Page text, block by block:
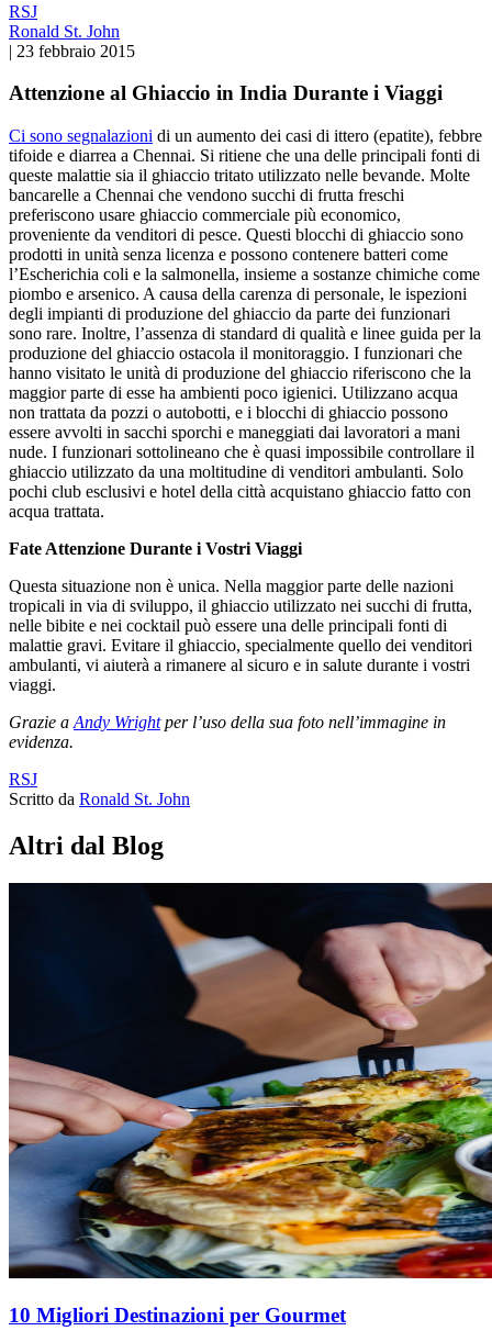
RSJ
Ronald St. John
| 23 febbraio 2015
Attenzione al Ghiaccio in India Durante i Viaggi
Ci sono segnalazioni di un aumento dei casi di ittero (epatite), febbre
tifoide e diarrea a Chennai. Si ritiene che una delle principali fonti di
queste malattie sia il ghiaccio tritato utilizzato nelle bevande. Molte
bancarelle a Chennai che vendono succhi di frutta freschi
preferiscono usare ghiaccio commerciale più economico,
proveniente da venditori di pesce. Questi blocchi di ghiaccio sono
prodotti in unità senza licenza e possono contenere batteri come
l’Escherichia coli e la salmonella, insieme a sostanze chimiche come
piombo e arsenico. A causa della carenza di personale, le ispezioni
degli impianti di produzione del ghiaccio da parte dei funzionari
sono rare. Inoltre, l’assenza di standard di qualità e linee guida per la
produzione del ghiaccio ostacola il monitoraggio. I funzionari che
hanno visitato le unità di produzione del ghiaccio riferiscono che la
maggior parte di esse ha ambienti poco igienici. Utilizzano acqua
non trattata da pozzi o autobotti, e i blocchi di ghiaccio possono
essere avvolti in sacchi sporchi e maneggiati dai lavoratori a mani
nude. I funzionari sottolineano che è quasi impossibile controllare il
ghiaccio utilizzato da una moltitudine di venditori ambulanti. Solo
pochi club esclusivi e hotel della città acquistano ghiaccio fatto con
acqua trattata.
Fate Attenzione Durante i Vostri Viaggi
Questa situazione non è unica. Nella maggior parte delle nazioni
tropicali in via di sviluppo, il ghiaccio utilizzato nei succhi di frutta,
nelle bibite e nei cocktail può essere una delle principali fonti di
malattie gravi. Evitare il ghiaccio, specialmente quello dei venditori
ambulanti, vi aiuterà a rimanere al sicuro e in salute durante i vostri
viaggi.
Grazie a Andy Wright per l’uso della sua foto nell’immagine in
evidenza.
RSJ
Scritto da Ronald St. John
Altri dal Blog
10 Migliori Destinazioni per Gourmet